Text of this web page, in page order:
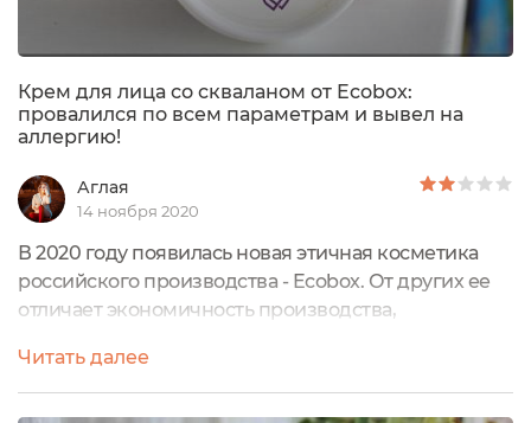
Крем для лица со скваланом от Ecobox:
провалился по всем параметрам и вывел на
аллергию!
Аглая
14 ноября 2020
В 2020 году появилась новая этичная косметика
российского производства - Ecobox. От других ее
отличает экономичность производства,
минимализм в упаковках и маркетинге. В целом
получилось что-то, заслуживающее нашего с вами
Читать далее